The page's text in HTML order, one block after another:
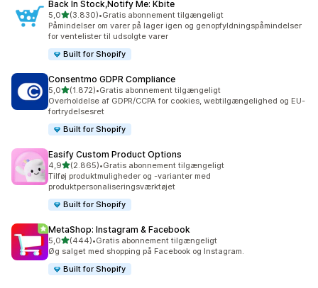
Back In Stock,Notify Me: Kbite
5,0ud af 5 stjerner
(3.830)
3830 anmeldelser i alt
•Gratis abonnement tilgængeligt
Påmindelser om varer på lager igen og genopfyldningspåmindelser
for ventelister til udsolgte varer
Built for Shopify
Consentmo GDPR Compliance
5,0ud af 5 stjerner
(1.872)
1872 anmeldelser i alt
•Gratis abonnement tilgængeligt
Overholdelse af GDPR/CCPA for cookies, webtilgængelighed og EU-
fortrydelsesret
Built for Shopify
Easify Custom Product Options
4,9ud af 5 stjerner
(2.865)
2865 anmeldelser i alt
•Gratis abonnement tilgængeligt
Tilføj produktmuligheder og -varianter med
produktpersonaliseringsværktøjet
Built for Shopify
MetaShop: Instagram & Facebook
5,0ud af 5 stjerner
(444)
444 anmeldelser i alt
•Gratis abonnement tilgængeligt
Øg salget med shopping på Facebook og Instagram.
Built for Shopify